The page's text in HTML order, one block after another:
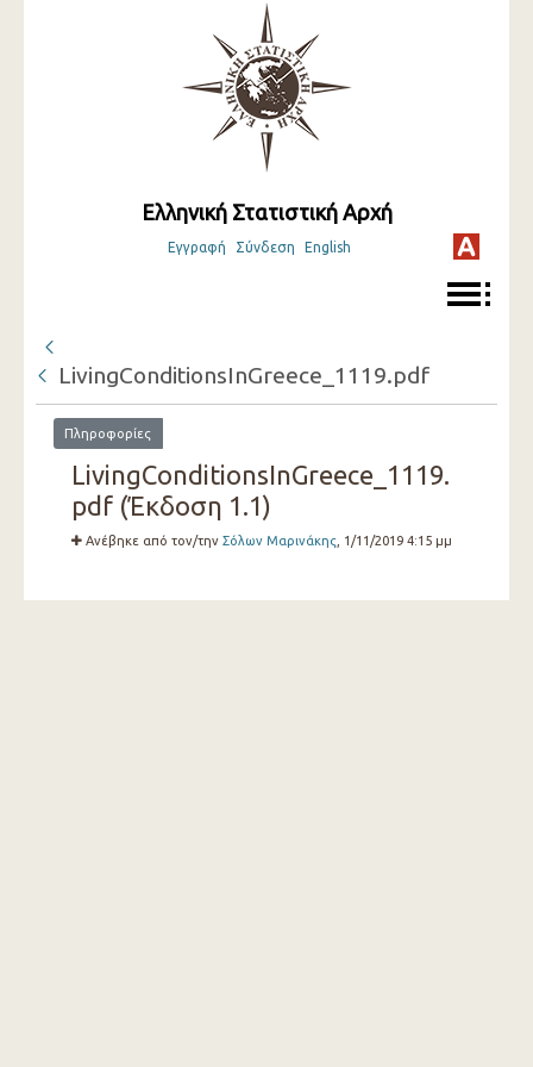
Ελληνική Στατιστική Αρχή
Εγγραφή Σύνδεση English
LivingConditionsInGreece_1119.pdf
Πληροφορίες
LivingConditionsInGreece_1119.
pdf (Έκδοση 1.1)
Ανέβηκε από τον/την Σόλων Μαρινάκης, 1/11/2019 4:15 μμ